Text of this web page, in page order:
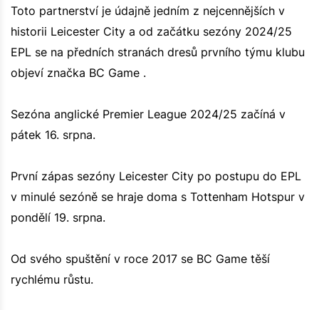
Toto partnerství je údajně jedním z nejcennějších v
historii Leicester City a od začátku sezóny 2024/25
EPL se na předních stranách dresů prvního týmu klubu
objeví značka BC Game .
Sezóna anglické Premier League 2024/25 začíná v
pátek 16. srpna.
První zápas sezóny Leicester City po postupu do EPL
v minulé sezóně se hraje doma s Tottenham Hotspur v
pondělí 19. srpna.
Od svého spuštění v roce 2017 se BC Game těší
rychlému růstu.